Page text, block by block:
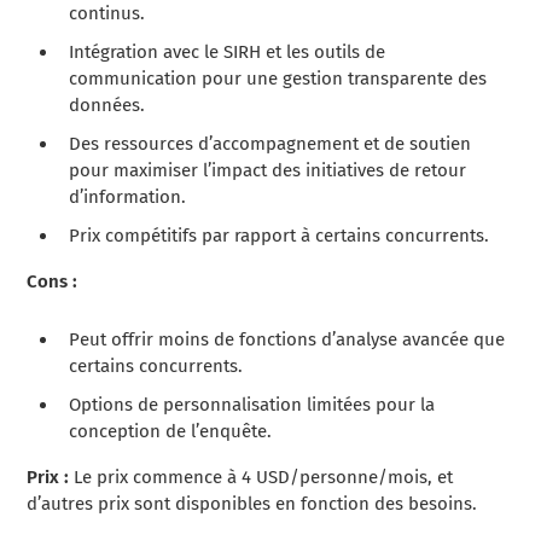
continus.
Intégration avec le SIRH et les outils de
communication pour une gestion transparente des
données.
Des ressources d’accompagnement et de soutien
pour maximiser l’impact des initiatives de retour
d’information.
Prix compétitifs par rapport à certains concurrents.
Cons :
Peut offrir moins de fonctions d’analyse avancée que
certains concurrents.
Options de personnalisation limitées pour la
conception de l’enquête.
Prix : Le prix commence à 4 USD/personne/mois, et
d’autres prix sont disponibles en fonction des besoins.